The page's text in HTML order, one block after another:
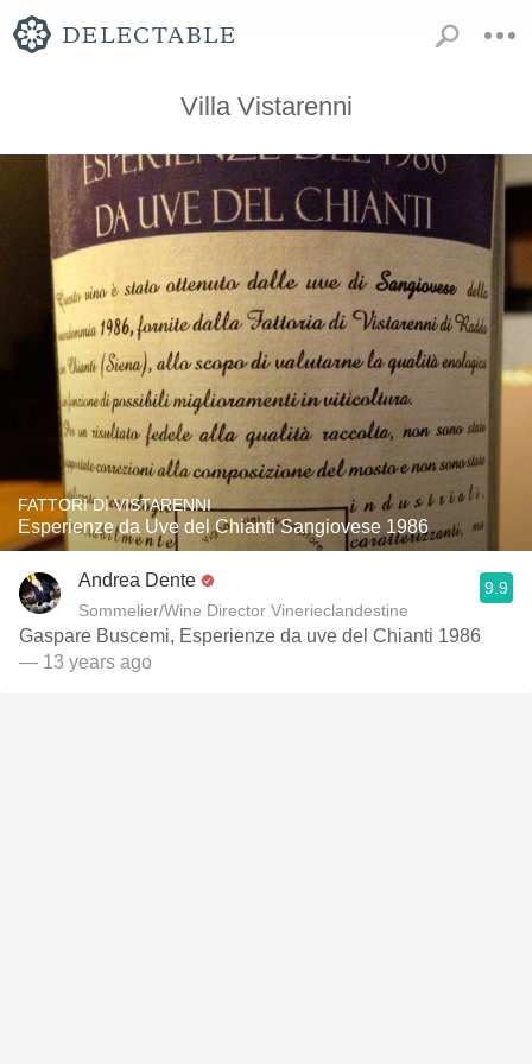
Villa Vistarenni
FATTORI DI VISTARENNI
Esperienze da Uve del Chianti Sangiovese 1986
Andrea Dente
Sommelier/Wine Director Vinerieclandestine
9.9
Gaspare Buscemi, Esperienze da uve del Chianti 1986
— 13 years ago